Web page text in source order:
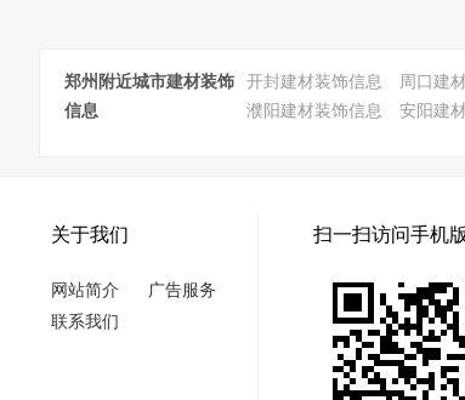
郑州附近城市建材装饰
信息
开封建材装饰信息 周口建
濮阳建材装饰信息
安阳建
关于我们
网站简介
广告服务
联系我们
扫一扫访问手机版